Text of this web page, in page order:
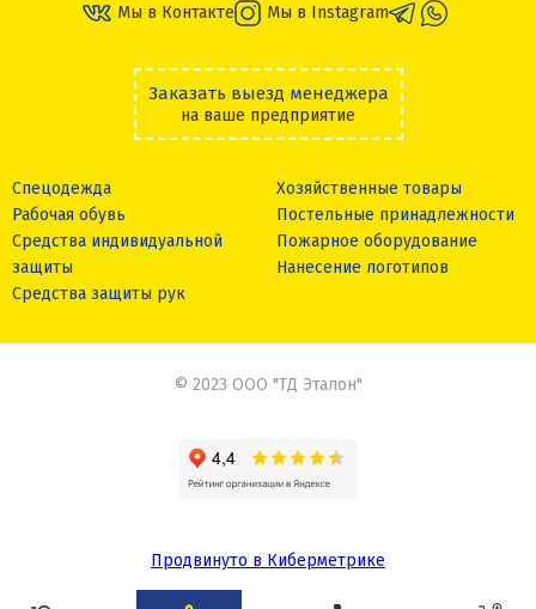
Мы в Контакте Мы в Instagram
Заказать выезд менеджера
на ваше предприятие
Спецодежда
Рабочая обувь
Средства индивидуальной
защиты
Средства защиты рук
Хозяйственные товары
Постельные принадлежности
Пожарное оборудование
Нанесение логотипов
© 2023 ООО "ТД Эталон"
Продвинуто в Киберметрике